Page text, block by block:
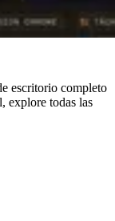
escritorio completo
explore todas las